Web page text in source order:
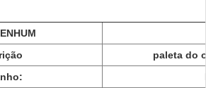
paleta do